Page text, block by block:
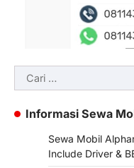
Cari
untuk:
Informasi Sewa
Sewa Mobil
Include Driver &